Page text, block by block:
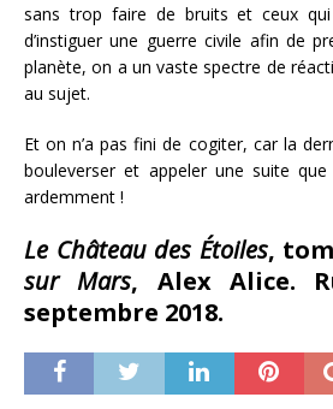
sans trop faire de bruits et ceux qui
d’instiguer une guerre civile afin de
planète, on a un vaste spectre de
au sujet.
Et on n’a pas fini de cogiter, car la
bouleverser et appeler une suite que
ardemment !
Le Château des Étoiles,
sur Mars, Alex Alice.
septembre 2018.